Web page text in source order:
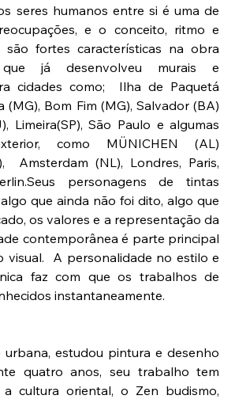
seres humanos entre si é uma de
e o conceito, ritmo e
são fortes características na obra
já desenvolveu murais e
cidades como;  Ilha de Paquetá
(MG), Bom Fim (MG), Salvador (BA)
Limeira(SP), São Paulo e algumas
como MÜNICHEN (AL)
Amsterdam (NL), Londres, Paris,
personagens de tintas
que ainda não foi dito, algo que
os valores e a representação da
contemporânea é parte principal
visual.  A personalidade no estilo e
faz com que os trabalhos de
instantaneamente.
estudou pintura e desenho
quatro anos, seu trabalho tem
a cultura oriental, o Zen budismo,